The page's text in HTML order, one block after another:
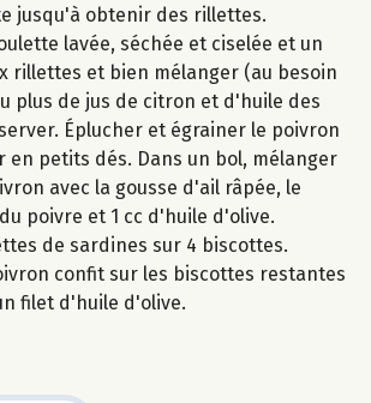
jusqu'à obtenir des rillettes.
lavée, séchée et ciselée et un
rillettes et bien mélanger (au besoin
plus de jus de citron et d'huile des
Éplucher et égrainer le poivron
en petits dés. Dans un bol, mélanger
avec la gousse d'ail râpée, le
poivre et 1 cc d'huile d'olive.
de sardines sur 4 biscottes.
confit sur les biscottes restantes
filet d'huile d'olive.